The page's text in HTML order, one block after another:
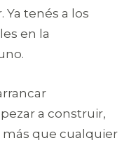
Ya tenés a los
en la
a construir,
que cualquier